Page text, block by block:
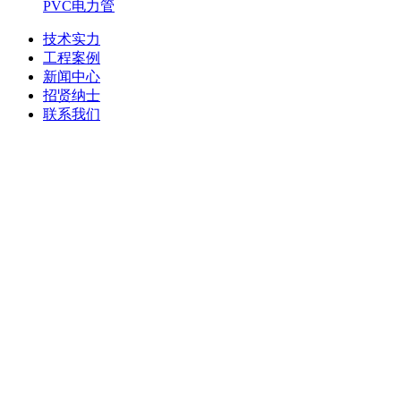
PVC电力管
技术实力
工程案例
新闻中心
招贤纳士
联系我们